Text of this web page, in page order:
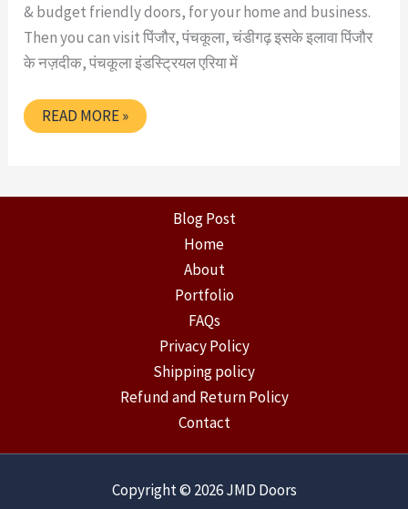
& budget friendly doors, for your home and business.
Then you can visit पिंजौर, पंचकूला, चंडीगढ़ इसके इलावा पिंजौर
के नज़दीक, पंचकूला इंडस्ट्रियल एरिया में
SASTE
DOOR
IN
READ MORE »
Blog Post
Home
About
Portfolio
FAQs
Privacy Policy
Shipping policy
Refund and Return Policy
Contact
Copyright © 2026 JMD Doors